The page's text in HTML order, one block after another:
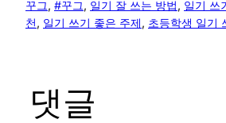
꾸그, #꾸그, 일기 잘 쓰는 방법, 일기 쓰
천, 일기 쓰기 좋은 주제, 초등학생 일기
댓글